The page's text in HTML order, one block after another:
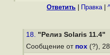
Ответить Правка|
18. "Релиз Solaris 11.4"
Сообщение от пох (?),